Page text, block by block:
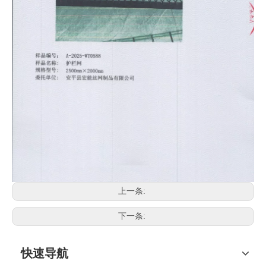
上一条:
下一条:
快速导航